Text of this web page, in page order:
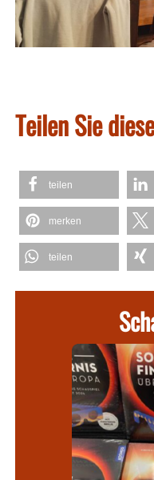
Teilen Sie
teilen
merken
teilen